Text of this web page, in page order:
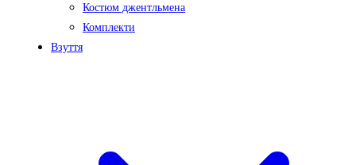
Костюм джентльмена
Комплекти
Взуття